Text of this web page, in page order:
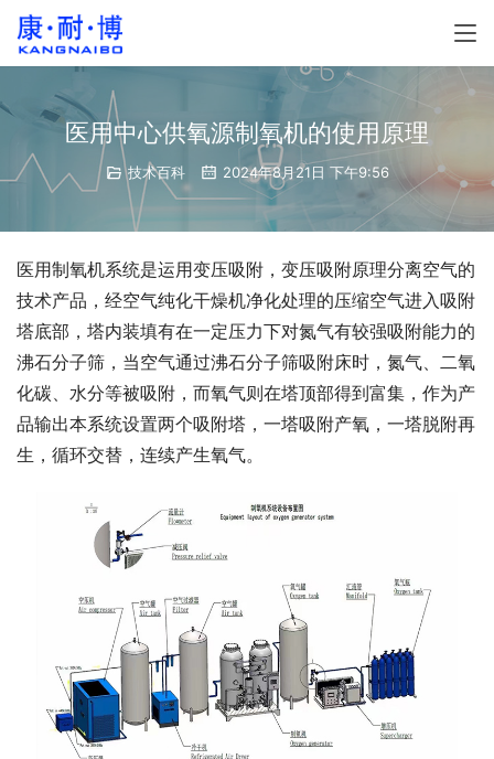
医用中心供氧源制氧机的使用原理
技术百科 2024年8月21日 下午9:56
医用制氧机系统是运用变压吸附，变压吸附原理分离空气的
技术产品，经空气纯化干燥机净化处理的压缩空气进入吸附
塔底部，塔内装填有在一定压力下对氮气有较强吸附能力的
沸石分子筛，当空气通过沸石分子筛吸附床时，氮气、二氧
化碳、水分等被吸附，而氧气则在塔顶部得到富集，作为产
品输出本系统设置两个吸附塔，一塔吸附产氧，一塔脱附再
生，循环交替，连续产生氧气。